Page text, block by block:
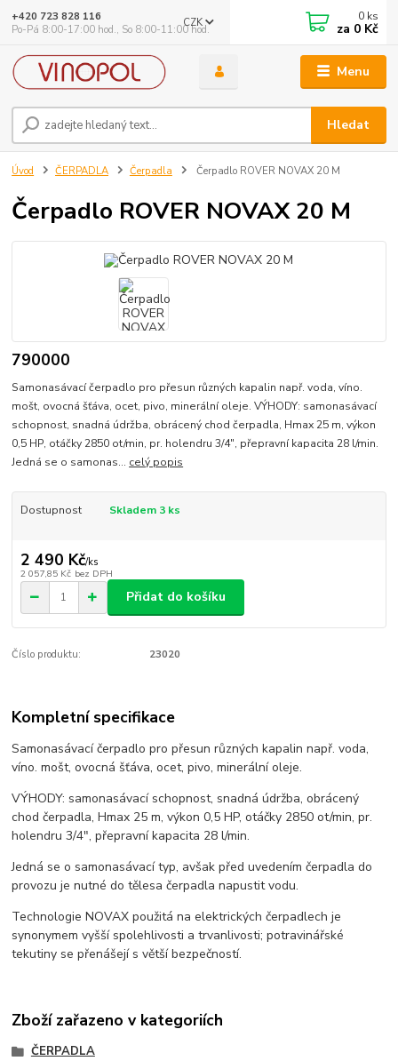
Menu
CZK
Hledat
+420 723 828 116
Po-Pá 8:00-17:00 hod., So 8:00-11:00 hod.
0 ks
za 0 Kč
Úvod ČERPADLA Čerpadla Čerpadlo ROVER NOVAX 20 M
Čerpadlo ROVER NOVAX 20 M
790000
Samonasávací čerpadlo pro přesun různých kapalin např. voda, víno.
mošt, ovocná šťáva, ocet, pivo, minerální oleje. VÝHODY: samonasávací
schopnost, snadná údržba, obrácený chod čerpadla, Hmax 25 m, výkon
0,5 HP, otáčky 2850 ot/min, pr. holendru 3/4", přepravní kapacita 28 l/min.
Jedná se o samonas... celý popis
Dostupnost Skladem 3 ks
2 490 Kč/ks
2 057,85 Kč bez DPH
Přidat do košíku
Číslo produktu: 23020
Kompletní specifikace
Samonasávací čerpadlo pro přesun různých kapalin např. voda,
víno. mošt, ovocná šťáva, ocet, pivo, minerální oleje.
VÝHODY: samonasávací schopnost, snadná údržba, obrácený
chod čerpadla, Hmax 25 m, výkon 0,5 HP, otáčky 2850 ot/min, pr.
holendru 3/4", přepravní kapacita 28 l/min.
Jedná se o samonasávací typ, avšak před uvedením čerpadla do
provozu je nutné do tělesa čerpadla napustit vodu.
Technologie NOVAX použitá na elektrických čerpadlech je
synonymem vyšší spolehlivosti a trvanlivosti; potravinářské
tekutiny se přenášejí s větší bezpečností.
Zboží zařazeno v kategoriích
ČERPADLA